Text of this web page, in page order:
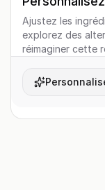
Ajustez les
explorez des
réimaginer cette